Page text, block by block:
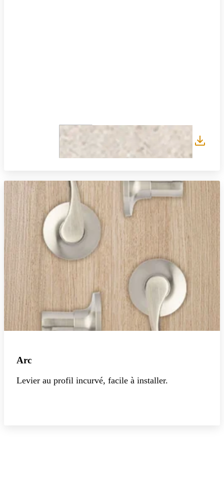
Arc
Levier au profil incurvé, facile à installer.